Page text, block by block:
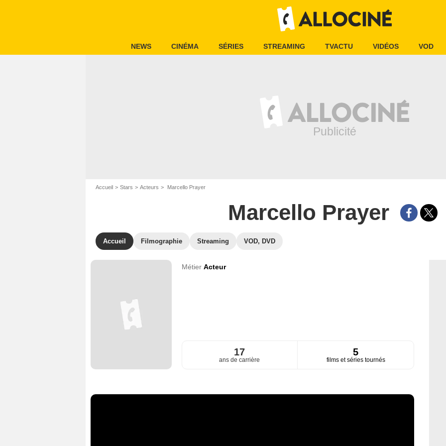
NEWS CINÉMA SÉRIES STREAMING TVACTU VIDÉOS VOD
Accueil Stars Acteurs Marcello Prayer
Marcello Prayer
Accueil Filmographie Streaming VOD, DVD
Métier Acteur
17
ans de carrière
5
films et séries tournés